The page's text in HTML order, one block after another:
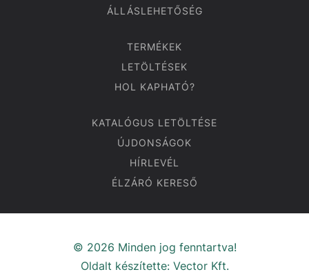
ÁLLÁSLEHETŐSÉG
TERMÉKEK
LETÖLTÉSEK
HOL KAPHATÓ?
KATALÓGUS LETÖLTÉSE
ÚJDONSÁGOK
HÍRLEVÉL
ÉLZÁRÓ KERESŐ
© 2026 Minden jog fenntartva!
Oldalt készítette: Vector Kft.